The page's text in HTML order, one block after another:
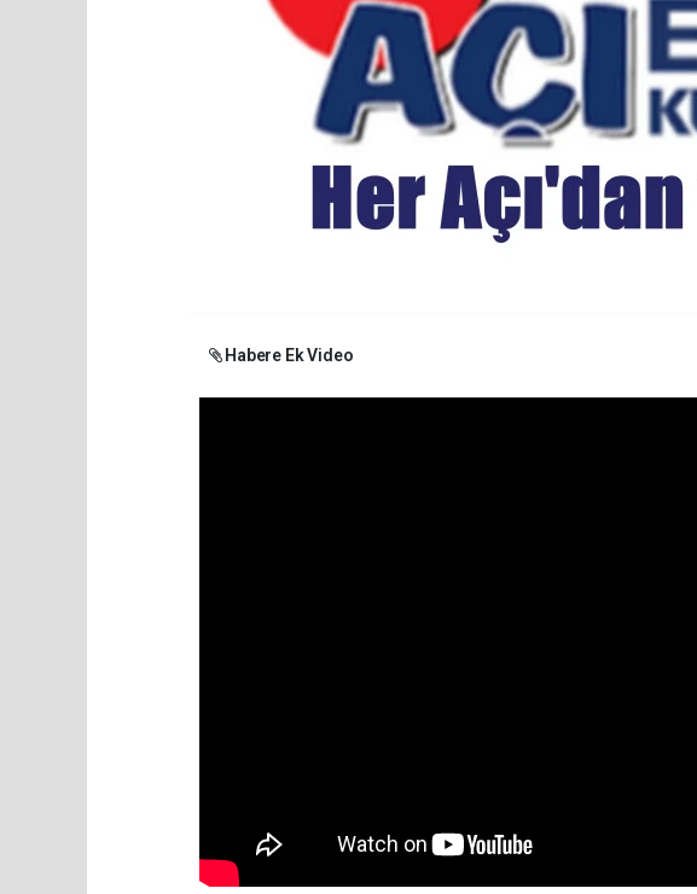
Habere Ek Video